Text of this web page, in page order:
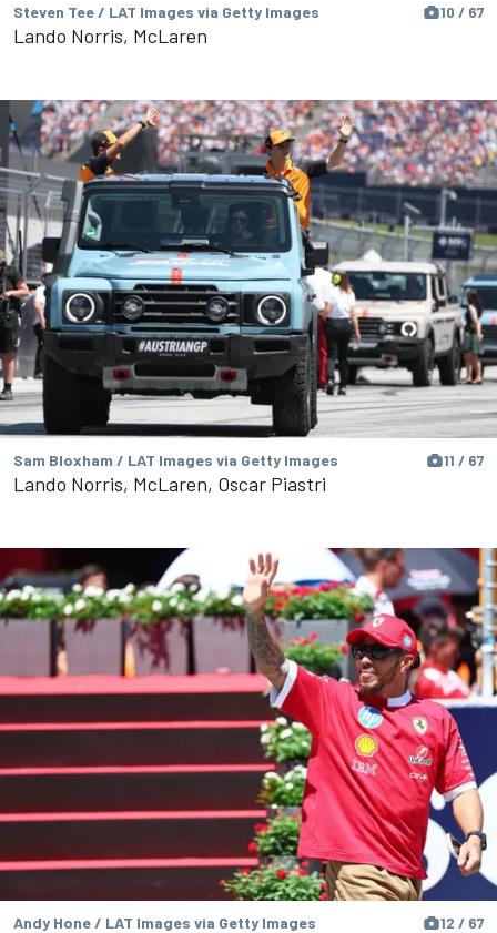
Steven Tee / LAT Images via Getty Images 10 / 67
Lando Norris, McLaren
Sam Bloxham / LAT Images via Getty Images 11 / 67
Lando Norris, McLaren, Oscar Piastri
Andy Hone / LAT Images via Getty Images 12 / 67